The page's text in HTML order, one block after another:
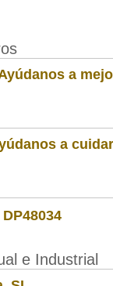
a
a
e Industrial